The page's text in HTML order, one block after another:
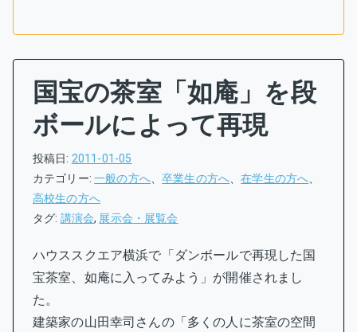
国宝の茶室「如庵」を段
ボールによって再現
投稿日: 2011-01-05
カテゴリー:一般の方へ、卒業生の方へ、在学生の方へ、
高校生の方へ
タグ: 講演会, 展示会・展覧会
ハウススクエア横浜で「ダンボールで再現した国
宝茶室、如庵に入ってみよう」が開催されまし
た。
建築家の山田幸司さんの「多くの人に茶室の空間